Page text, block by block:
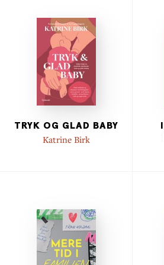
TRYK OG GLAD BABY
Katrine Birk